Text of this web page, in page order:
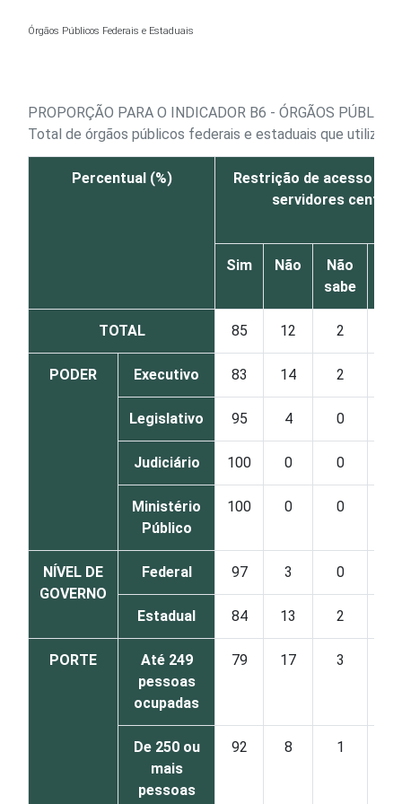
Órgãos Públicos Federais e Estaduais
PROPORÇÃO PARA O INDICADOR B6 - ÓRGÃOS
Total de órgãos públicos federais e estaduais que utilizam
Percentual (%)
Restrição de acesso
servidores
Sim Não
Não
sabe
TOTAL 85 12 2
PODER Executivo 83 14 2
Legislativo 95 4 0
Judiciário 100 0 0
Ministério
Público
100 0 0
NÍVEL DE
GOVERNO
Federal 97 3 0
Estadual 84 13 2
PORTE
Até 249
pessoas
ocupadas
79 17 3
De 250 ou
mais
pessoas
92 8 1